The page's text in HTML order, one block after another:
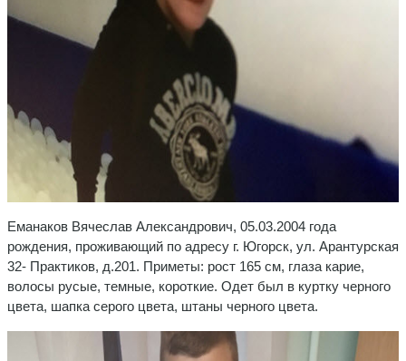
Еманаков Вячеслав Александрович, 05.03.2004 года
рождения, проживающий по адресу г. Югорск, ул. Арантурская
32- Практиков, д.201. Приметы: рост 165 см, глаза карие,
волосы русые, темные, короткие. Одет был в куртку черного
цвета, шапка серого цвета, штаны черного цвета.